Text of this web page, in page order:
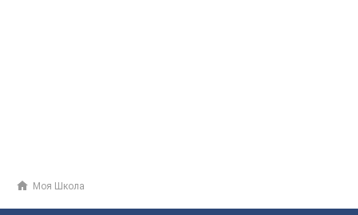
Моя Школа